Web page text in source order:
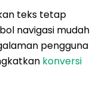
teks tetap
navigasi mudah
pengguna
konversi